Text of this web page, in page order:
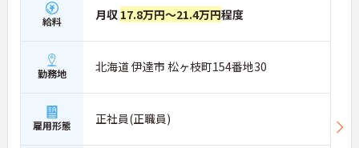
給料 月収 17.8万円～21.4万円程度
勤務地 北海道 伊達市 松ヶ枝町154番地30
雇用形態 正社員(正職員)